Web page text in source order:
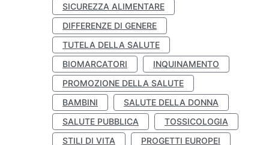
SICUREZZA ALIMENTARE
DIFFERENZE DI GENERE
TUTELA DELLA SALUTE
BIOMARCATORI
INQUINAMENTO
PROMOZIONE DELLA SALUTE
BAMBINI
SALUTE DELLA DONNA
SALUTE PUBBLICA
TOSSICOLOGIA
STILI DI VITA
PROGETTI EUROPEI